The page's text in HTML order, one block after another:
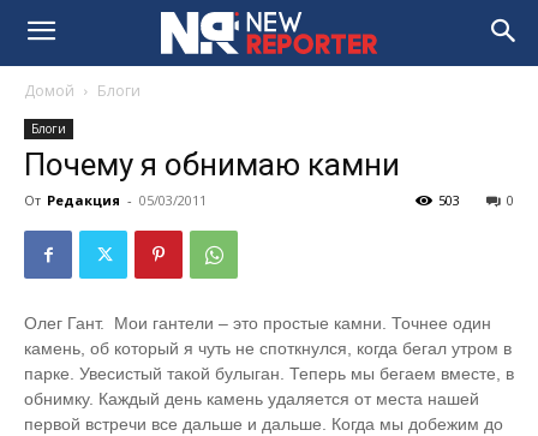
Домой Блоги
Блоги
Почему я обнимаю камни
От Редакция - 05/03/2011 0
503
Олег Гант. Мои гантели – это простые камни. Точнее один
камень, об который я чуть не споткнулся, когда бегал утром в
парке. Увесистый такой булыган. Теперь мы бегаем вместе, в
обнимку. Каждый день камень удаляется от места нашей
первой встречи все дальше и дальше. Когда мы добежим до